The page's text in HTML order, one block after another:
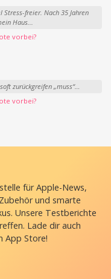
freier. Nach 35 Jahren
Haus...
vorbei?
zurückgreifen „muss“…
vorbei?
für Apple-News,
und smarte
Unsere Testberichte
Lade dir auch
App Store!